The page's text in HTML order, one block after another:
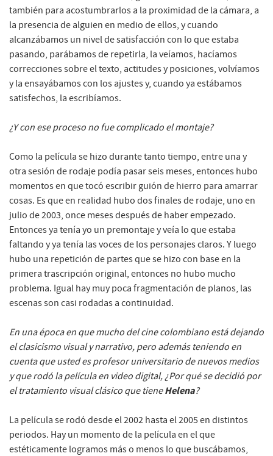
también para acostumbrarlos a la proximidad de la cámara, a
la presencia de alguien en medio de ellos, y cuando
alcanzábamos un nivel de satisfacción con lo que estaba
pasando, parábamos de repetirla, la veíamos, hacíamos
correcciones sobre el texto, actitudes y posiciones, volvíamos
y la ensayábamos con los ajustes y, cuando ya estábamos
satisfechos, la escribíamos.
¿Y con ese proceso no fue complicado el montaje?
Como la película se hizo durante tanto tiempo, entre una y
otra sesión de rodaje podía pasar seis meses, entonces hubo
momentos en que tocó escribir guión de hierro para amarrar
cosas. Es que en realidad hubo dos finales de rodaje, uno en
julio de 2003, once meses después de haber empezado.
Entonces ya tenía yo un premontaje y veía lo que estaba
faltando y ya tenía las voces de los personajes claros. Y luego
hubo una repetición de partes que se hizo con base en la
primera trascripción original, entonces no hubo mucho
problema. Igual hay muy poca fragmentación de planos, las
escenas son casi rodadas a continuidad.
En una época en que mucho del cine colombiano está dejando
el clasicismo visual y narrativo, pero además teniendo en
cuenta que usted es profesor universitario de nuevos medios
y que rodó la película en video digital, ¿Por qué se decidió por
el tratamiento visual clásico que tieneHelena?
La película se rodó desde el 2002 hasta el 2005 en distintos
periodos. Hay un momento de la película en el que
estéticamente logramos más o menos lo que buscábamos,